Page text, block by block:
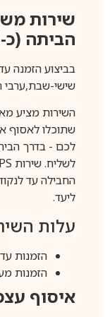
שירות
הביתה (כ-5 ימי עסקים)
שישי-שבת,ערבי
השירות מציע
שתוכלו לאסוף
לכם - בדרך
לשליח. שירות
החבילה עד
ליעד.
עלות
הזמנות עד 399 ש"ח: 15.00 ש"ח
הזמנות מעל 400 ש"ח:
איסוף